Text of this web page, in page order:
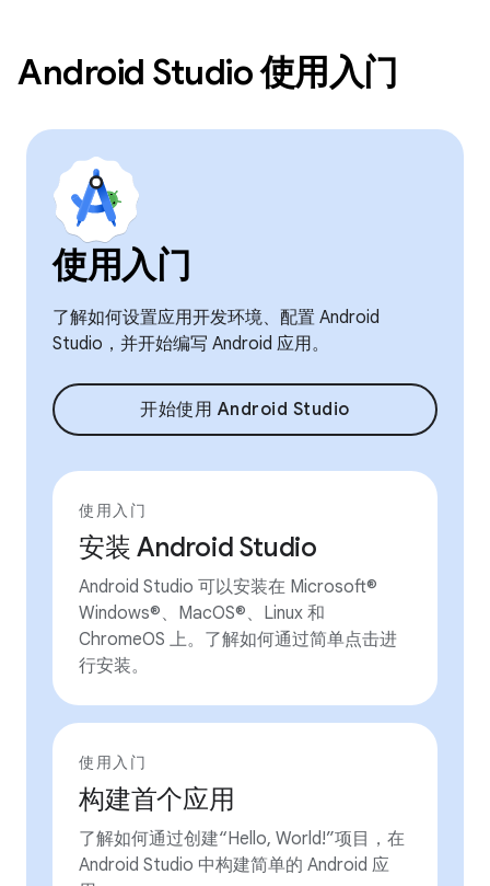
Android Studio 使用入门
使用入门
了解如何设置应用开发环境、配置 Android
Studio，并开始编写 Android 应用。
开始使用 Android Studio
使用入门
安装 Android Studio
Android Studio 可以安装在 Microsoft®
Windows®、MacOS®、Linux 和
ChromeOS 上。了解如何通过简单点击进
行安装。
使用入门
构建首个应用
了解如何通过创建“Hello, World!”项目，在
Android Studio 中构建简单的 Android 应